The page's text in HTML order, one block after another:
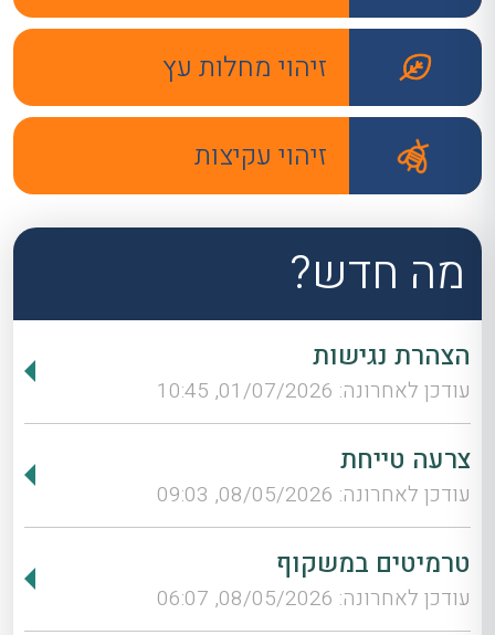
זיהוי מחלות עץ
זיהוי עקיצות
מה חדש?
הצהרת נגישות
עודכן לאחרונה: 01/07/2026, 10:45
צרעה טייחת
עודכן לאחרונה: 08/05/2026, 09:03
טרמיטים במשקוף
עודכן לאחרונה: 08/05/2026, 06:07